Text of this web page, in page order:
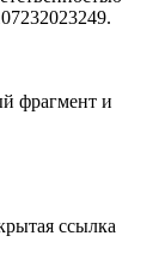
фрагмент и
ссылка